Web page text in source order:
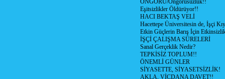
ÖNGÖRÜ/Öngörüsüzlük!!
Eşitsizlikler Öldürüyor!!
HACI BEKTAŞ VELİ
Hacettepe Üniversitesin de, İşçi
Etkin Güçlerin Barış İçin
İŞÇİ ÇALIŞMA SÜRELERİ
Sanal Gerçeklik Nedir?
TEPKİSİZ TOPLUM!!
ÖNEMLİ GÜNLER
SİYASETTE, SİYASETSİZLİK!
AKLA, VİCDANA DAVET!!